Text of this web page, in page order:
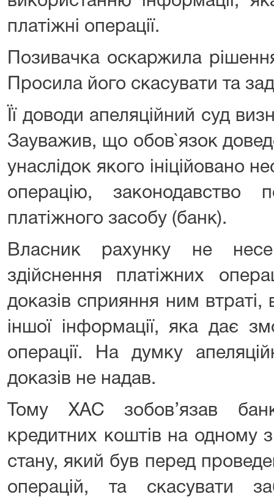
платіжні операції.
Позивачка оскаржила
Просила його скасувати та
Її доводи апеляційний суд
Зауважив, що обов`язок
унаслідок якого ініційовано
операцію, законодавство
платіжного засобу (банк).
Власник рахунку не несе
здійснення платіжних
доказів сприяння ним
іншої інформації, яка дає
операції. На думку
доказів не надав.
Тому ХАС зобов’язав
кредитних коштів на одному
стану, який був перед
операцій, та скасувати